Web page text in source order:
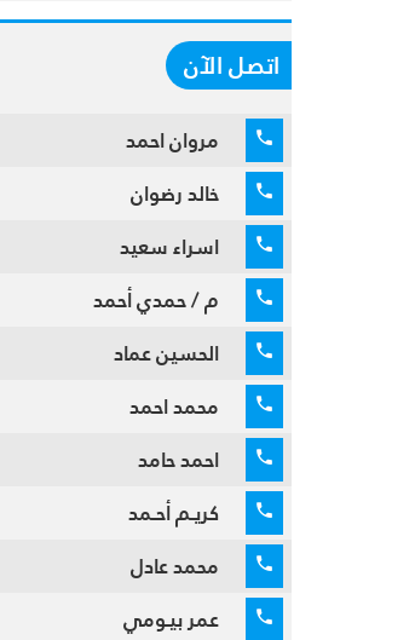
اتصل الآن
مروان احمد
خالد رضوان
اسراء سعيد
م / حمدي أحمد
الحسين عماد
محمد احمد
احمد حامد
كريـم أحـمد
محمد عادل
عمر بيـومي